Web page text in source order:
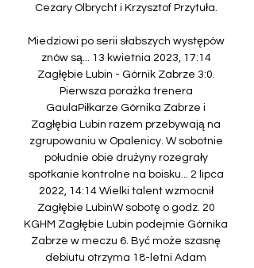
Cezary Olbrycht i Krzysztof Przytuła.
Miedziowi po serii słabszych występów
znów są... 13 kwietnia 2023, 17:14
Zagłębie Lubin - Górnik Zabrze 3:0.
Pierwsza porażka trenera
GaulaPiłkarze Górnika Zabrze i
Zagłębia Lubin razem przebywają na
zgrupowaniu w Opalenicy. W sobotnie
południe obie drużyny rozegrały
spotkanie kontrolne na boisku... 2 lipca
2022, 14:14 Wielki talent wzmocnił
Zagłębie LubinW sobotę o godz. 20
KGHM Zagłębie Lubin podejmie Górnika
Zabrze w meczu 6. Być może szasnę
debiutu otrzyma 18-letni Adam